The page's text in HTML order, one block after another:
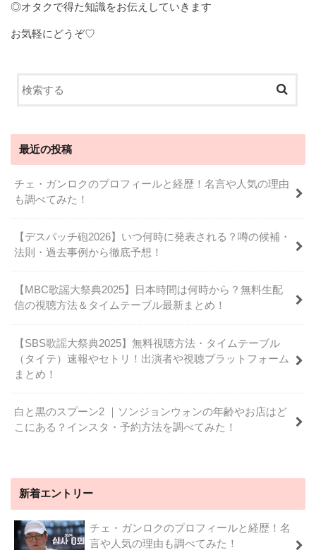
◎オタクで得た知識をお伝えしていきます
お気軽にどうぞ♡
最近の投稿
チェ・ガンロクのプロフィールと経歴！名言や人気の理由
も調べてみた！
【デスパッチ砲2026】いつ何時に発表される？噂の候補・
法則・過去事例から徹底予想！
【MBC歌謡大祭典2025】日本時間は何時から？無料生配
信の視聴方法＆タイムテーブル最新まとめ！
【SBS歌謡大祭典2025】無料視聴方法・タイムテーブル
（タイテ）速報やセトリ！出演者や視聴プラットフォーム
まとめ！
白と黒のスプーン2 ｜ソンジョンウォンの年齢やお店はど
こにある？インスタ・予約方法を調べてみた！
新着エントリー
チェ・ガンロクのプロフィールと経歴！名
言や人気の理由も調べてみた！